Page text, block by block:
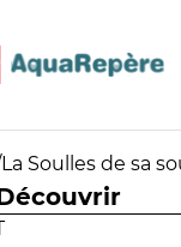
La Soulles de sa